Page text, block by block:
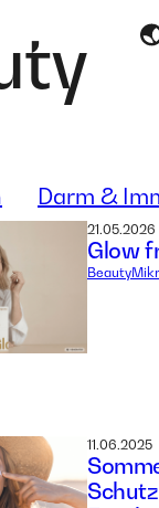
Darm &
21.05.2026
Glow
Beauty
11.06.2025